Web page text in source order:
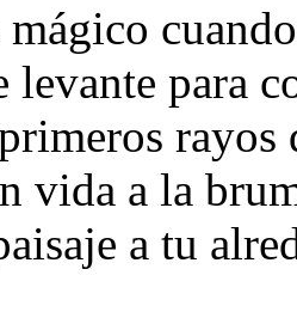
levante para
vida a la
a tu